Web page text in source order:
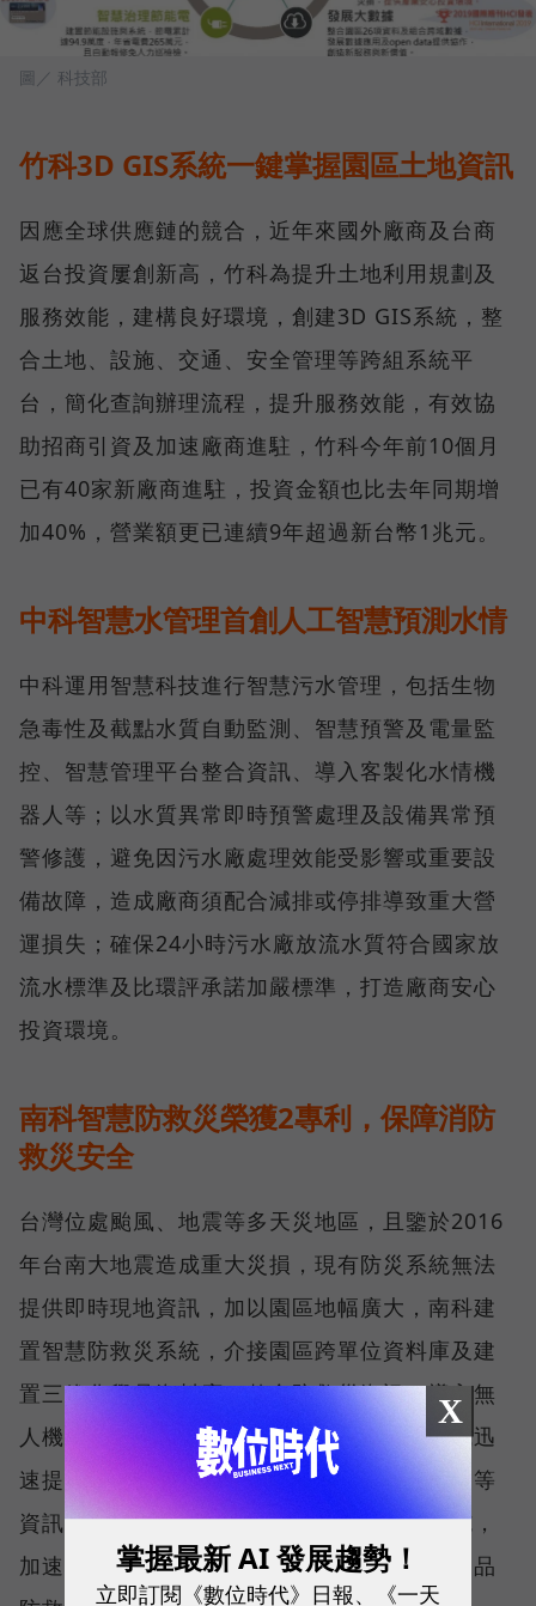
圖／ 科技部
竹科3D GIS系統一鍵掌握園區土地資訊
因應全球供應鏈的競合，近年來國外廠商及台商
返台投資屢創新高，竹科為提升土地利用規劃及
服務效能，建構良好環境，創建3D GIS系統，整
合土地、設施、交通、安全管理等跨組系統平
台，簡化查詢辦理流程，提升服務效能，有效協
助招商引資及加速廠商進駐，竹科今年前10個月
已有40家新廠商進駐，投資金額也比去年同期增
加40%，營業額更已連續9年超過新台幣1兆元。
中科智慧水管理首創人工智慧預測水情
中科運用智慧科技進行智慧污水管理，包括生物
急毒性及截點水質自動監測、智慧預警及電量監
控、智慧管理平台整合資訊、導入客製化水情機
器人等；以水質異常即時預警處理及設備異常預
警修護，避免因污水廠處理效能受影響或重要設
備故障，造成廠商須配合減排或停排導致重大營
運損失；確保24小時污水廠放流水質符合國家放
流水標準及比環評承諾加嚴標準，打造廠商安心
投資環境。
南科智慧防救災榮獲2專利，保障消防
救災安全
台灣位處颱風、地震等多天災地區，且鑒於2016
年台南大地震造成重大災損，現有防災系統無法
提供即時現地資訊，加以園區地幅廣大，南科建
置智慧防救災系統，介接園區跨單位資料庫及建
置三維化學品資料庫，整合防救災資訊，導入無
人機巡檢及可攜式質譜儀，以三維視覺化方式迅
速提供完整的消防救災需求化學品、室內圖資等
資訊，保障救災人員安全，提升災前預防措施，
加速救災決策；並於今年榮獲「視覺化之化學品
X
掌握最新 AI 發展趨勢！
立即訂閱《數位時代》日報、《一天